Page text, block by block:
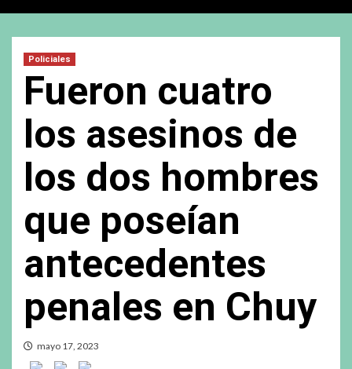
Policiales
Fueron cuatro
los asesinos de
los dos hombres
que poseían
antecedentes
penales en Chuy
mayo 17, 2023